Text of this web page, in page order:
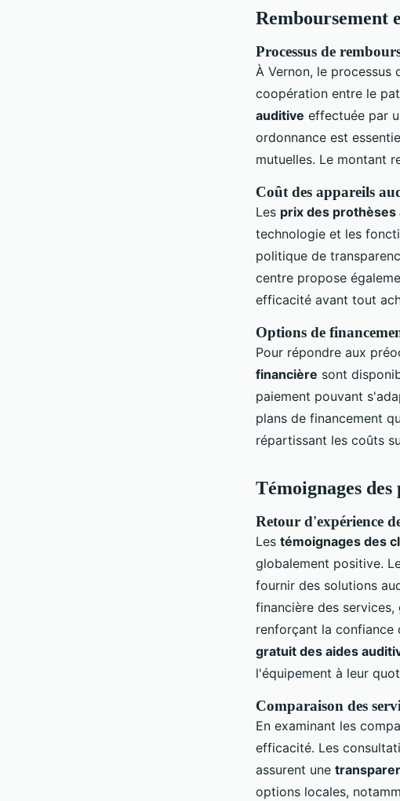
Remboursement
Processus de
À Vernon, le processus
coopération entre le
auditive effectuée par
ordonnance est
mutuelles. Le montant
Coût des appareils
Les prix des prothèses
technologie et les
politique de
centre propose
efficacité avant tout
Options de
Pour répondre aux
financière sont
paiement pouvant
plans de financement
répartissant les coûts
Témoignages
Retour d'expérience
Les témoignages des
globalement positive.
fournir des solutions
financière des
renforçant la confiance
gratuit des aides
l'équipement à leur
Comparaison des
En examinant les
efficacité. Les
assurent une
options locales,